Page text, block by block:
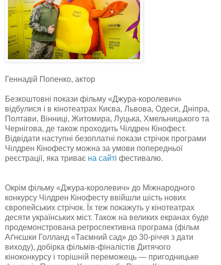
Геннадій Попенко, актор
Безкоштовні покази фільму «Джура-королевич»
відбулися і в кінотеатрах Києва, Львова, Одеси, Дніпра,
Полтави, Вінниці, Житомира, Луцька, Хмельницького та
Чернігова, де також проходить Чілдрен Кінофест.
Відвідати наступні безоплатні покази стрічок програми
Чілдрен Кінофесту можна за умови попередньої
реєстрації, яка триває на сайті фестивалю.
Окрім фільму «Джура-королевич» до Міжнародного
конкурсу Чілдрен Кінофесту ввійшли шість нових
європейських стрічок. Їх теж покажуть у кінотеатрах
десяти українських міст. Також на великих екранах буде
продемонстрована ретроспективна програма (фільм
Аґнєшки Голланд «Таємний сад» до 30-річчя з дати
виходу), добірка фільмів-фіналістів Дитячого
кіноконкурсу і торішній переможець — пригодницьке